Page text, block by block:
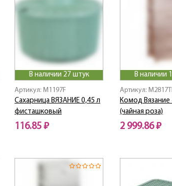
В наличии 27 штук
Артикул: M1197F
Сахарница ВЯЗАНИЕ 0,45 л
фисташковый
116.85 ₽
В наличии
Артикул:
Комод Вязание
(чайная роза)
2 999.86 ₽